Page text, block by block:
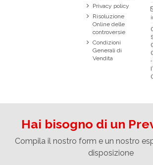
Privacy policy
Risoluzione
Online delle
controversie
Condizioni
Generali di
Vendita
Hai bisogno di un
Compila il nostro form e un nostro
disposizione